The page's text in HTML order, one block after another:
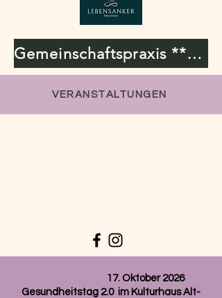
Gemeinschaftspraxis **Lebensanker & Bioresonanz**
VERANSTALTUNGEN
17. Oktober 2026
Gesundheitstag 2.0 im Kulturhaus Alt-